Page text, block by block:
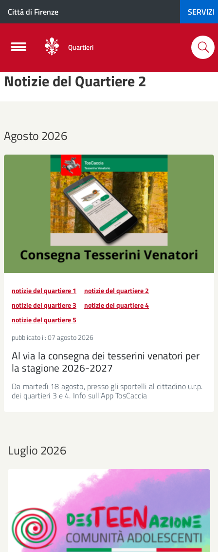
Città di Firenze SERVIZI
Quartieri
Notizie del Quartiere 2
Agosto 2026
notizie del quartiere 1
notizie del quartiere 2
notizie del quartiere 3
notizie del quartiere 4
notizie del quartiere 5
pubblicato il:07 agosto 2026
Al via la consegna dei tesserini venatori per
la stagione 2026-2027
Da martedì 18 agosto, presso gli sportelli al cittadino u.r.p.
dei quartieri 3 e 4. Info sull'App TosCaccia
Luglio 2026